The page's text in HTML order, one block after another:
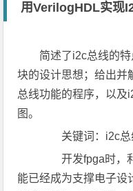
用VerilogHDL实现
简述了i2c总线的
块的设计思想；给出并
总线功能的程序，以及
图。
关键词：i2c总
开发fpga时，利
能已经成为支撑电子设